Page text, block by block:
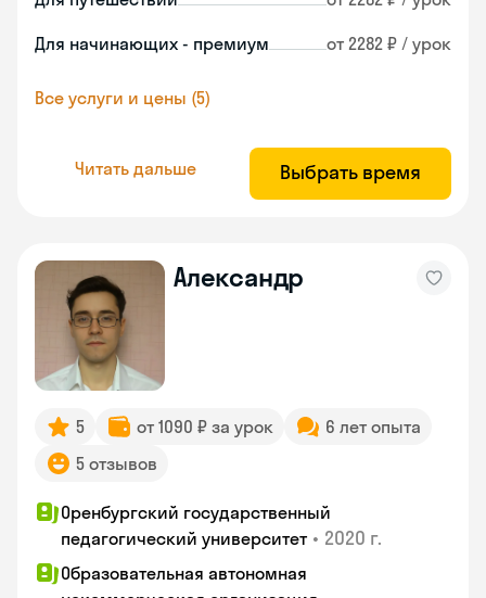
Для начинающих - премиум от 2282 ₽ / урок
Все услуги и цены (5)
Читать дальше Выбрать время
Александр
5 от 1090 ₽ за урок
6 лет опыта
5 отзывов
Оренбургский государственный
педагогический университет • 2020 г.
Образовательная автономная